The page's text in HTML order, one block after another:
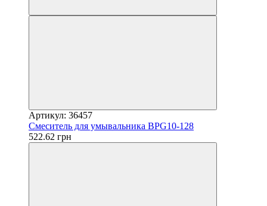
Артикул: 36457
Смеситель для умывальника BPG10-128
522.62 грн